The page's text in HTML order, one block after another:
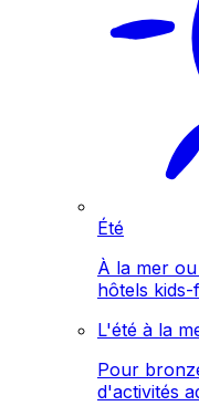
Été
À la mer
hôtels
L'été à la
Pour
d'activités